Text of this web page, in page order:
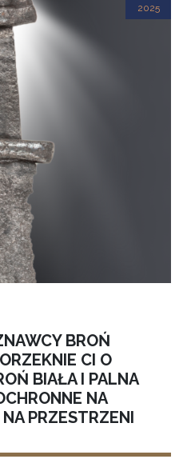
2025
BROŃ
CI O
BIAŁA I PALNA
NA
PRZESTRZENI